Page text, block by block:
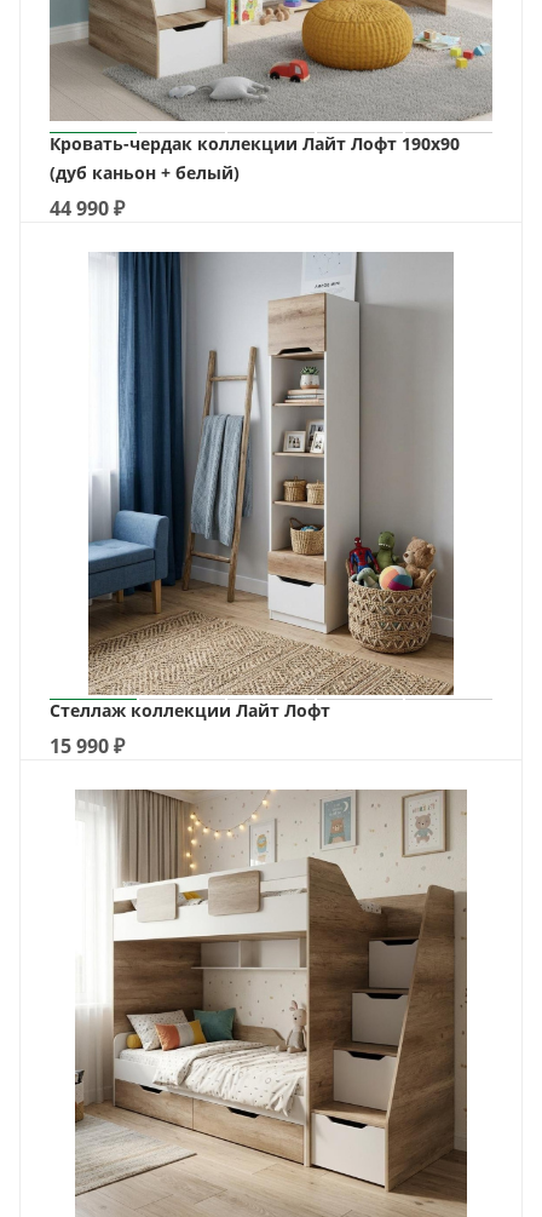
Кровать-чердак коллекции Лайт Лофт 190х90
(дуб каньон + белый)
44 990₽
Стеллаж коллекции Лайт Лофт
15 990₽